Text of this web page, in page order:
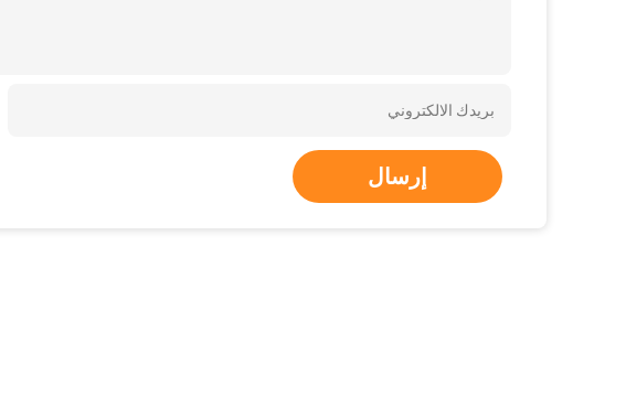
إرسال